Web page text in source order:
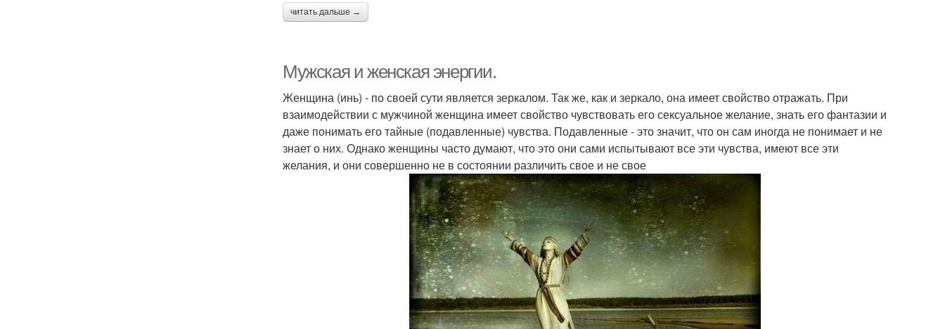
читать дальше →
Мужская и женская энергии.
Женщина (инь) - по своей сути является зеркалом. Так же, как и зеркало, она имеет свойство отражать. При
взаимодействии с мужчиной женщина имеет свойство чувствовать его сексуальное желание, знать его фантазии и
даже понимать его тайные (подавленные) чувства. Подавленные - это значит, что он сам иногда не понимает и не
знает о них. Однако женщины часто думают, что это они сами испытывают все эти чувства, имеют все эти
желания, и они совершенно не в состоянии различить свое и не свое